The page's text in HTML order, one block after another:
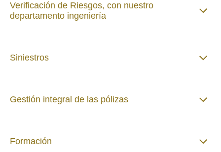
Verificación de Riesgos, con nuestro
departamento ingeniería
Siniestros
Gestión integral de las pólizas
Formación